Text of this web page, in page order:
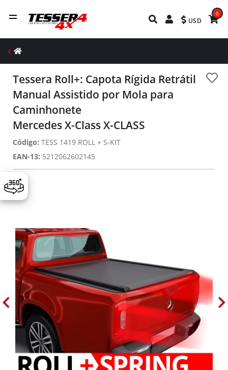
USD
0
Tessera Roll+: Capota Rígida Retrátil
Manual Assistido por Mola para
Caminhonete
Mercedes X-Class X-CLASS
Código: TESS 1419 ROLL + S-KIT
EAN-13: 5212062602145